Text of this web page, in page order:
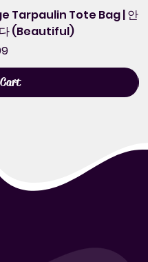
Tarpaulin Tote Bag | 안
(Beautiful)